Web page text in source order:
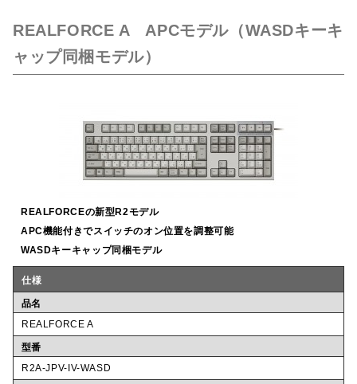
c
e
b
it
te
r
e
n
a
e ai
l
REALFORCE A APCモデル（WASDキーキ
ャップ同梱モデル）
REALFORCEの新型R2モデル
APC機能付きでスイッチのオン位置を調整可能
WASDキーキャップ同梱モデル
仕様
品名
REALFORCE A
型番
R2A-JPV-IV-WASD